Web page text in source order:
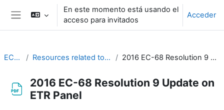
Salta al contenido principal
Panel lateral
En este momento está usando el
acceso para invitados
Acceder
EC-CDP Resources related to the work of CDP 2016 EC-68 Resolution 9 Update on ETR Panel
2016 EC-68 Resolution 9 Update on
ETR Panel